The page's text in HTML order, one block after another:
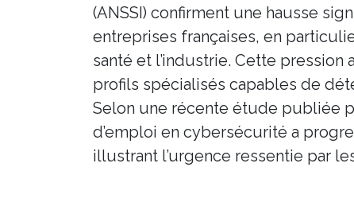
(ANSSI) confirment une hausse
entreprises françaises, en
santé et l’industrie. Cette
profils spécialisés capables de
Selon une récente étude publiée
d’emploi en cybersécurité a
illustrant l’urgence ressentie par